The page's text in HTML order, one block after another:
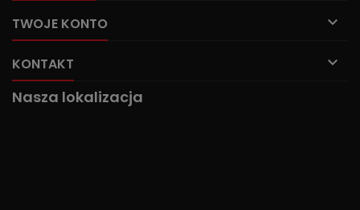
TWOJE KONTO 
KONTAKT 
Nasza lokalizacja